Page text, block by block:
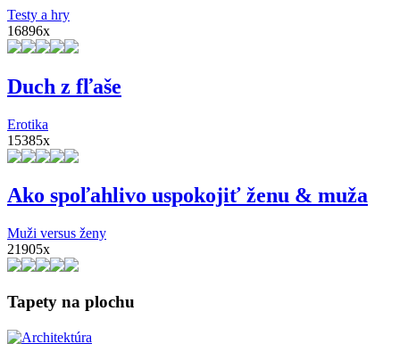
Testy a hry
16896x
Duch z fľaše
Erotika
15385x
Ako spoľahlivo uspokojiť ženu & muža
Muži versus ženy
21905x
Tapety na plochu